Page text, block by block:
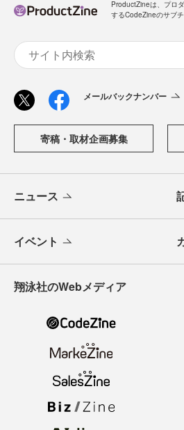
ProductZineは、プロ
するCodeZineのサブチ
メールバックナンバー
寄稿・取材企画募集
ニュース
イベント
翔泳社のWebメディア